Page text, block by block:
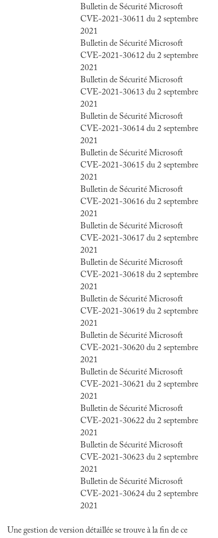
Bulletin de Sécurité Microsoft
CVE-2021-30611 du 2 septembre
2021
Bulletin de Sécurité Microsoft
CVE-2021-30612 du 2 septembre
2021
Bulletin de Sécurité Microsoft
CVE-2021-30613 du 2 septembre
2021
Bulletin de Sécurité Microsoft
CVE-2021-30614 du 2 septembre
2021
Bulletin de Sécurité Microsoft
CVE-2021-30615 du 2 septembre
2021
Bulletin de Sécurité Microsoft
CVE-2021-30616 du 2 septembre
2021
Bulletin de Sécurité Microsoft
CVE-2021-30617 du 2 septembre
2021
Bulletin de Sécurité Microsoft
CVE-2021-30618 du 2 septembre
2021
Bulletin de Sécurité Microsoft
CVE-2021-30619 du 2 septembre
2021
Bulletin de Sécurité Microsoft
CVE-2021-30620 du 2 septembre
2021
Bulletin de Sécurité Microsoft
CVE-2021-30621 du 2 septembre
2021
Bulletin de Sécurité Microsoft
CVE-2021-30622 du 2 septembre
2021
Bulletin de Sécurité Microsoft
CVE-2021-30623 du 2 septembre
2021
Bulletin de Sécurité Microsoft
CVE-2021-30624 du 2 septembre
2021
Une gestion de version détaillée se trouve à la fin de ce